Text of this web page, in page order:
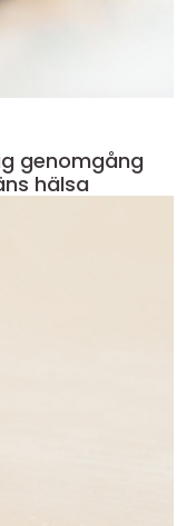
genomgång
hälsa